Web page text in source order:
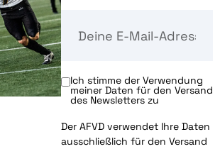
Ich stimme der Verwendung
meiner Daten für den Versand
des Newsletters zu
Der AFVD verwendet Ihre Daten
ausschließlich für den Versand